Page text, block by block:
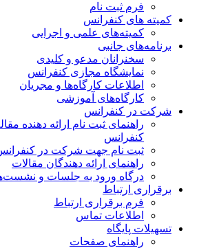
فرم ثبت نام
کمیته های کنفرانس
کمیته‌های علمی و اجرایی
برنامه‌های جانبی
سخنرانان مدعو و کلیدی
نمایشگاه مجازی کنفرانس
اطلاعات کارگاه‌ها و مجریان
کارگاه‌های آموزشی
شرکت در کنفرانس
راهنمای ثبت نام ارائه دهنده
کنفرانس
ثبت نام جهت شرکت در کنفرانس
راهنمای ارائه دهندگان مقالات
درگاه ورود به جلسات و
برقراری ارتباط
فرم برقراری ارتباط
اطلاعات تماس
تسهیلات پایگاه
راهنمای صفحات